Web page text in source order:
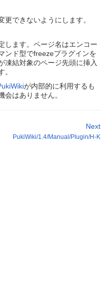
できないようにします。
します。ページ名はエンコー
ンド型でfreezeプラグインを
凍結対象のページ先頭に挿入
。
が内部的に利用するも
はありません。
Next
PukiWiki/1.4/Manual/Plugin/H-K